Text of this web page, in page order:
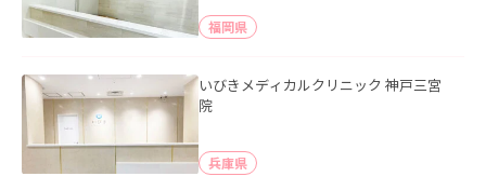
福岡県
いびきメディカルクリニック 神戸三宮
院
兵庫県